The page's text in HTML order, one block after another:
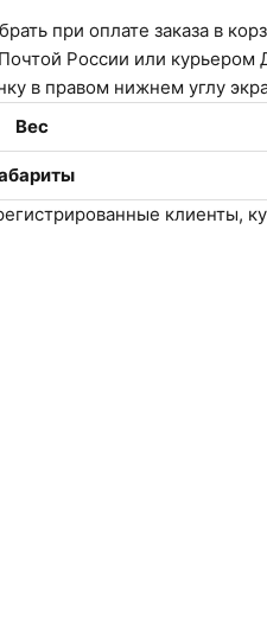
при оплате заказа в
России или курьером
в правом нижнем углу
Вес
клиенты,